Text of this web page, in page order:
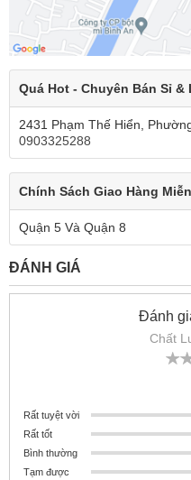
Quá Hot - Chuyên Bán Sỉ &
2431 Phạm Thế Hiển,
0903325288
Chính Sách Giao Hàng
Quận 5 Và Quận 8
ĐÁNH GIÁ
Đánh
Chất
Rất tuyệt vời
Rất tốt
Bình thường
Tạm được